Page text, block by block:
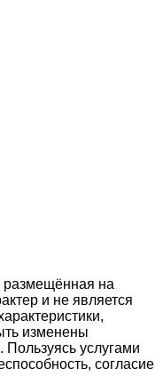
размещённая на
и не является
изменены
услугами
согласие